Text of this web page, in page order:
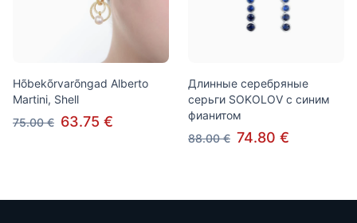
Hõbekõrvarõngad Alberto
Martini, Shell
75.00 € 63.75 €
Длинные серебряные
серьги SOKOLOV с синим
фианитом
88.00 € 74.80 €